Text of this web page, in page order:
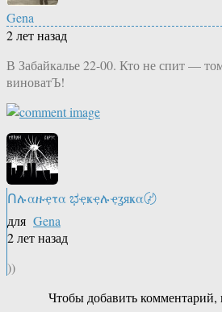
Gena
2 лет назад
В Забайкалье 22-00. Кто не спит —
виноватЪ!
Ոሉαዙҿτα ಭҿҝҿሉҿʓяҝα〄
для Gena
2 лет назад
))
Чтобы добавить комментарий,